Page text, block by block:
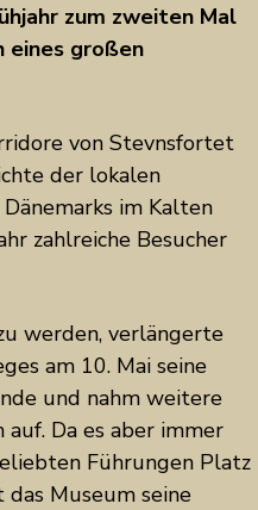
zum zweiten Mal
großen
von Stevnsfortet
der lokalen
im Kalten
zahlreiche Besucher
werden, verlängerte
am 10. Mai seine
und nahm weitere
Da es aber immer
Führungen Platz
Museum seine